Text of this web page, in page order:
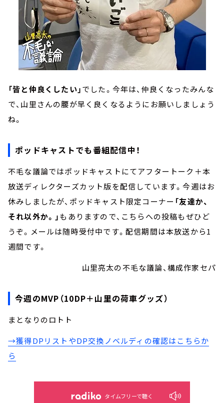
「皆と仲良くしたい」でした。今年は、仲良くなったみんな
で、山里さんの腰が早く良くなるようにお願いしましょう
ね。
ポッドキャストでも番組配信中！
不毛な議論ではポッドキャストにてアフタートーク＋本
放送ディレクターズカット版を配信しています。今週はお
休みしましたが、ポッドキャスト限定コーナー 「友達か、
それ以外か。」もありますので、こちらへの投稿もぜひど
うぞ。メールは随時受付中です。配信期間は本放送から1
週間です。
山里亮太の不毛な議論、構成作家セパ
今週のMVP（10DP＋山里の荷車グッズ）
まとなりのロトト
→獲得DPリストやDP交換ノベルディの確認はこちらか
ら
タイムフリーで聴く